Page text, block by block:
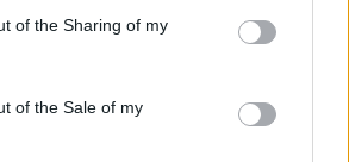
of the Sharing of my
of the Sale of my
Hellenic Cables: Νέες
ΔΕΔΔΗΕ